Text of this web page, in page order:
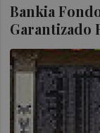
Bankia
Garantizado